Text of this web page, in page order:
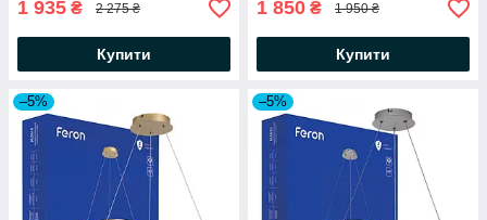
1 935 ₴ 2 275 ₴
Купити
1 850 ₴ 1 950 ₴
Купити
–5% –5%